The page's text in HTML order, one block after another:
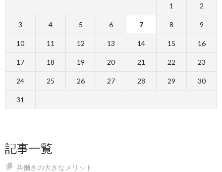
1 2
3 4 5 6 7 8 9
10 11 12 13 14 15 16
17 18 19 20 21 22 23
24 25 26 27 28 29 30
31
記事一覧
共働きの大きなメリット